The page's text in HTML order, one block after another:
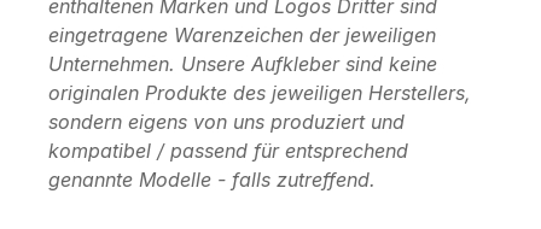
enthaltenen Marken und Logos Dritter sind
eingetragene Warenzeichen der jeweiligen
Unternehmen. Unsere Aufkleber sind keine
originalen Produkte des jeweiligen Herstellers,
sondern eigens von uns produziert und
kompatibel / passend für entsprechend
genannte Modelle - falls zutreffend.